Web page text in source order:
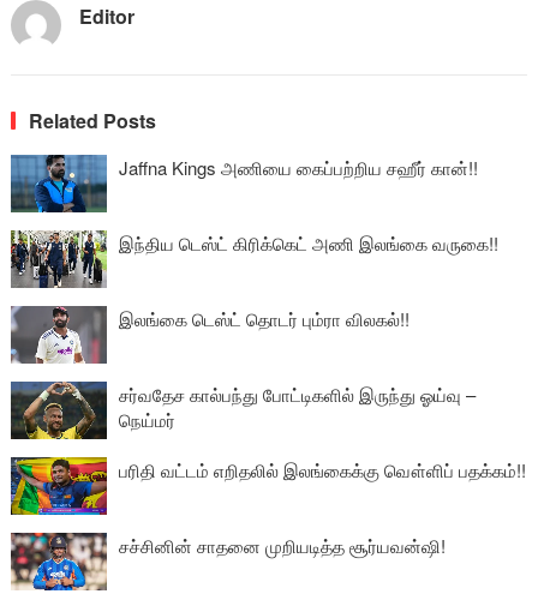
Editor
Related Posts
Jaffna Kings அணியை கைப்பற்றிய சஹீர் கான்!!
இந்திய டெஸ்ட் கிரிக்கெட் அணி இலங்கை வருகை!!
இலங்கை டெஸ்ட் தொடர் பும்ரா விலகல்!!
சர்வதேச கால்பந்து போட்டிகளில் இருந்து ஓய்வு –
நெய்மர்
பரிதி வட்டம் எறிதலில் இலங்கைக்கு வௌ்ளிப் பதக்கம்!!
சச்சினின் சாதனை முறியடித்த சூர்யவன்ஷி!